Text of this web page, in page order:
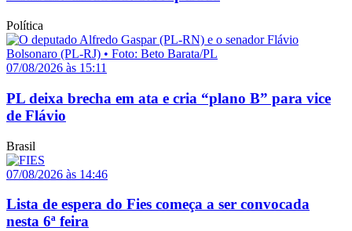
Política
07/08/2026 às 15:11
PL deixa brecha em ata e cria “plano B” para vice
de Flávio
Brasil
07/08/2026 às 14:46
Lista de espera do Fies começa a ser convocada
nesta 6ª feira